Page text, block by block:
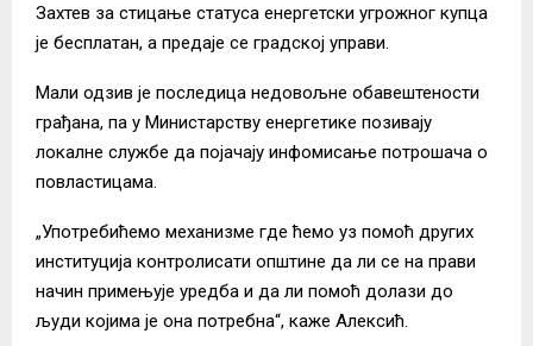
Захтев за стицање статуса енергетски угрожног купца
је бесплатан, а предаје се градској управи.
Мали одзив је последица недовољне обавештености
грађана, па у Министарству енергетике позивају
локалне службе да појачају инфомисање потрошача о
повластицама.
„Употребићемо механизме где ћемо уз помоћ других
институција контролисати општине да ли се на прави
начин примењује уредба и да ли помоћ долази до
људи којима је она потребна“, каже Алексић.